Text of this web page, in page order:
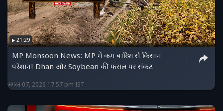
21:29
MP Monsoon News: MP में कम बारिश से किसान
परेशान! Dhan और Soybean की फसल पर संकट
अगस्त 07, 2026 17:57 pm IST